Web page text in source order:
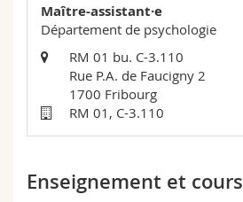
Interfacultaire
Doctorants
Programme des cours
MyUnifr
Maître-assistant·e
Département de psychologie
RM 01 bu. C-3.110
Rue P.A. de Faucigny 2
1700 Fribourg
RM 01, C-3.110
Enseignement et cours